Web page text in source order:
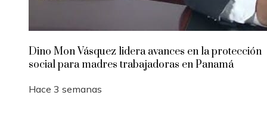
Dino Mon Vásquez lidera avances en la protección
social para madres trabajadoras en Panamá
Hace 3 semanas